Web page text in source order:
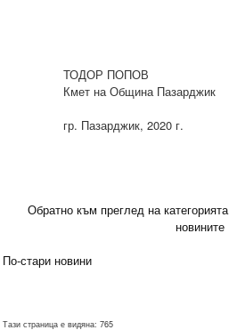
ТОДОР ПОПОВ
Кмет на Община Пазарджик
гр. Пазарджик, 2020 г.
Обратно към преглед на категорията
новините
По-стари новини
Тази страница е видяна: 765